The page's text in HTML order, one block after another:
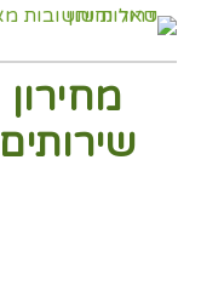
מחירון
שירותים